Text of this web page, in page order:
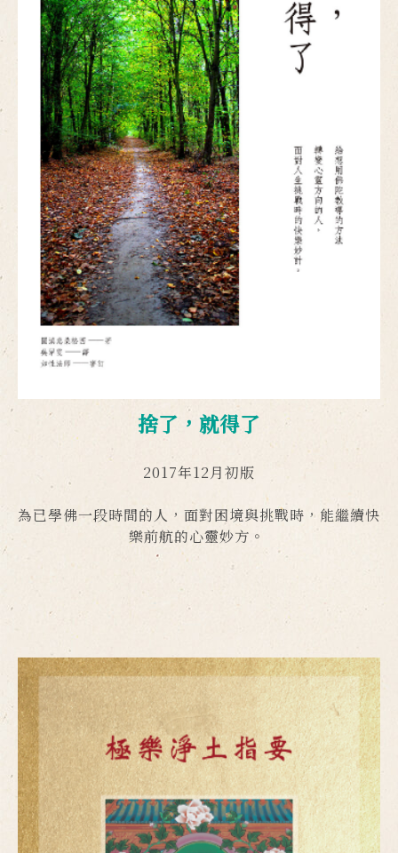
捨了，就得了
2017年12月初版
為已學佛一段時間的人，面對困境與挑戰時，能繼續快
樂前航的心靈妙方。